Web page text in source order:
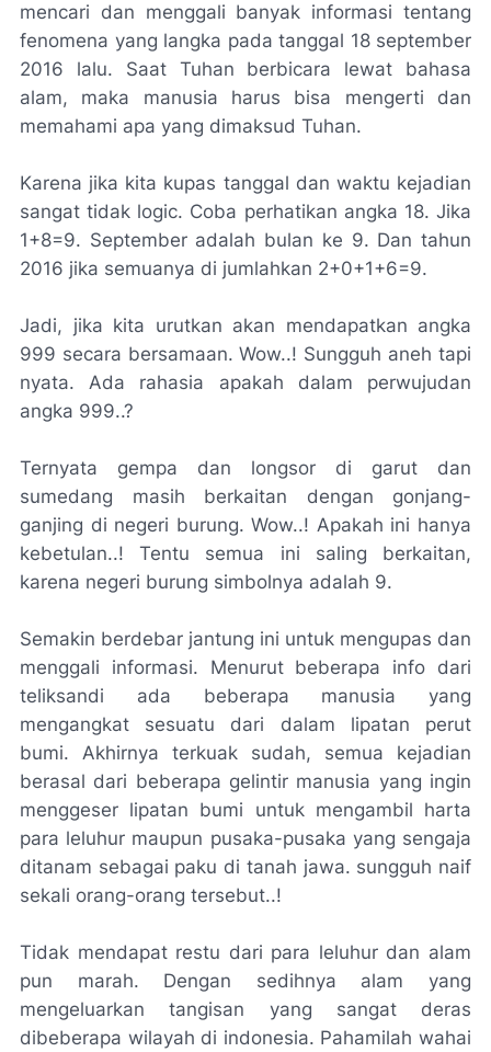
mencari dan menggali banyak informasi tentang
fenomena yang langka pada tanggal 18 september
2016 lalu. Saat Tuhan berbicara lewat bahasa
alam, maka manusia harus bisa mengerti dan
memahami apa yang dimaksud Tuhan.
Karena jika kita kupas tanggal dan waktu kejadian
sangat tidak logic. Coba perhatikan angka 18. Jika
1+8=9. September adalah bulan ke 9. Dan tahun
2016 jika semuanya di jumlahkan 2+0+1+6=9.
Jadi, jika kita urutkan akan mendapatkan angka
999 secara bersamaan. Wow..! Sungguh aneh tapi
nyata. Ada rahasia apakah dalam perwujudan
angka 999..?
Ternyata gempa dan longsor di garut dan
sumedang masih berkaitan dengan gonjang-
ganjing di negeri burung. Wow..! Apakah ini hanya
kebetulan..! Tentu semua ini saling berkaitan,
karena negeri burung simbolnya adalah 9.
Semakin berdebar jantung ini untuk mengupas dan
menggali informasi. Menurut beberapa info dari
teliksandi ada beberapa manusia yang
mengangkat sesuatu dari dalam lipatan perut
bumi. Akhirnya terkuak sudah, semua kejadian
berasal dari beberapa gelintir manusia yang ingin
menggeser lipatan bumi untuk mengambil harta
para leluhur maupun pusaka-pusaka yang sengaja
ditanam sebagai paku di tanah jawa. sungguh naif
sekali orang-orang tersebut..!
Tidak mendapat restu dari para leluhur dan alam
pun marah. Dengan sedihnya alam yang
mengeluarkan tangisan yang sangat deras
dibeberapa wilayah di indonesia. Pahamilah wahai